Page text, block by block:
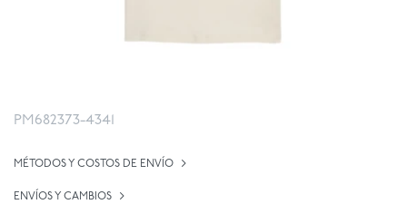
PM682373-4341
MÉTODOS Y COSTOS DE ENVÍO
ENVÍOS Y CAMBIOS